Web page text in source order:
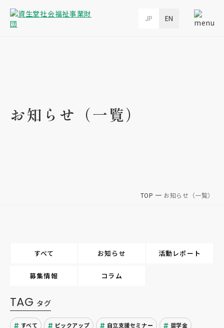
JP EN
お知らせ（一覧）
TOP お知らせ（一覧）
すべて お知らせ 活動レポート
募集情報 コラム
TAG タグ
すべて ピックアップ 自立支援セミナー 奨学金